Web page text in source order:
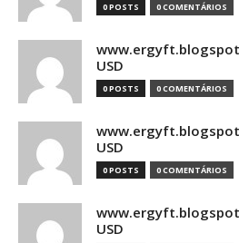
0 POSTS 0 COMENTÁRIOS
USD
0 POSTS 0 COMENTÁRIOS
USD
0 POSTS 0 COMENTÁRIOS
USD